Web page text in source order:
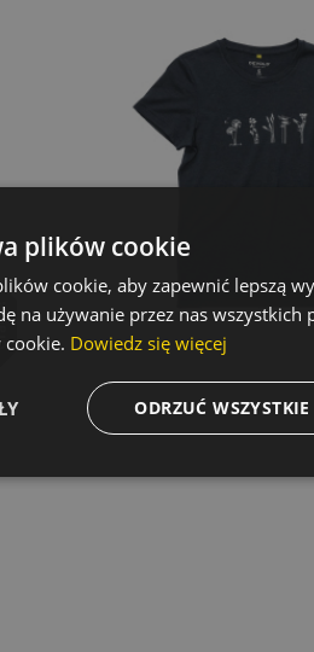
plików cookie
cookie, aby zapewnić lepszą
na używanie przez nas
Dowiedz się więcej
ODRZUĆ WSZYSTKIE